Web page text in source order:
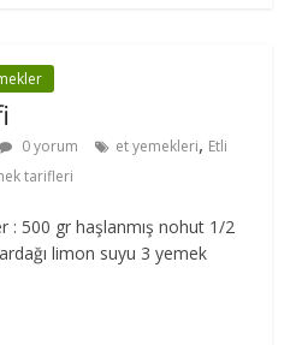
0 yorum et yemekleri, Etli
tarifleri
: 500 gr haşlanmış nohut 1/2
limon suyu 3 yemek